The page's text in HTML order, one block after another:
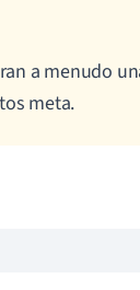
a menudo
meta.